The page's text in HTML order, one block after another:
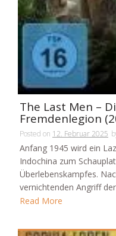
The Last Men –
Fremdenlegion
Posted on 12. Februar 2025
Anfang 1945 wird ein
Indochina zum
Überlebenskampfes.
vernichtenden Angriff
Read More